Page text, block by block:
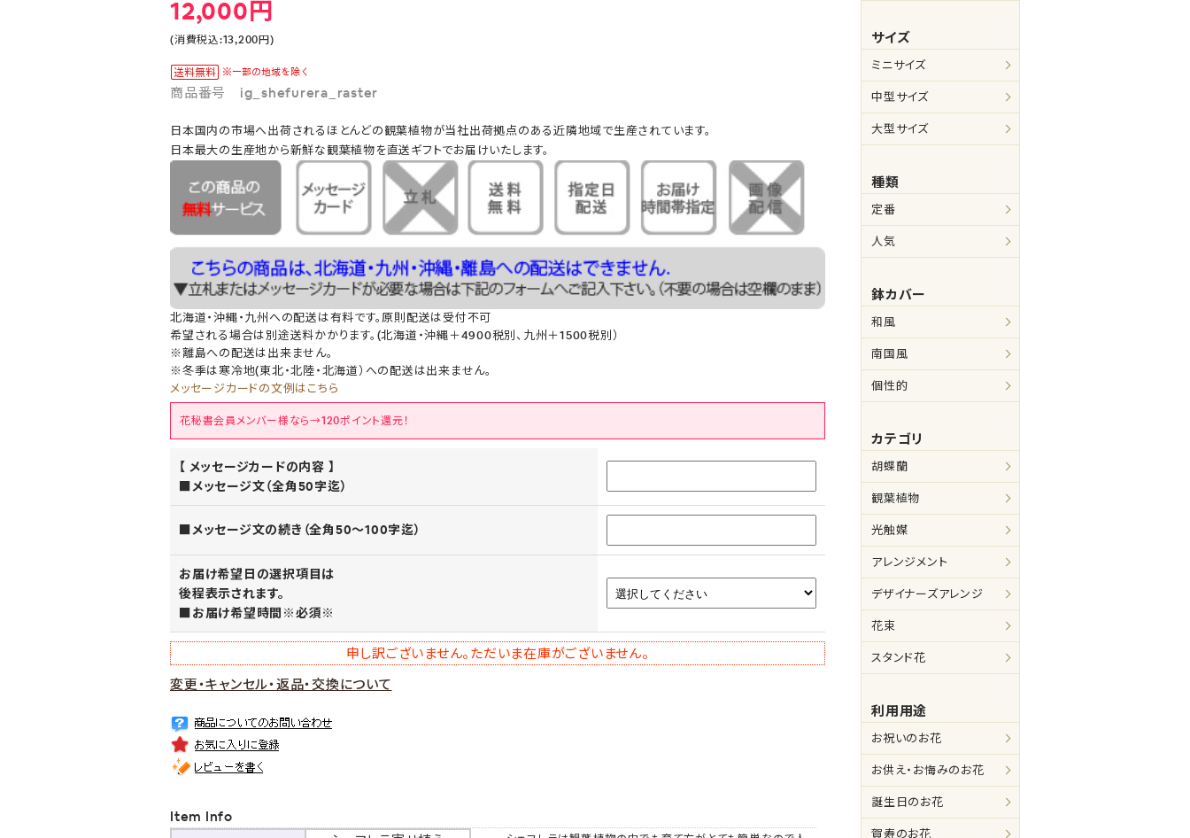
12,000円
(消費税込:13,200円)
商品番号 ig_shefurera_raster
日本国内の市場へ出荷されるほとんどの観葉植物が当社出荷拠点のある近隣地域で生産されています。
日本最大の生産地から新鮮な観葉植物を直送ギフトでお届けいたします。
北海道・沖縄・九州への配送は有料です。原則配送は受付不可
希望される場合は別途送料かかります。(北海道・沖縄＋4900税別、九州＋1500税別）
※離島への配送は出来ません。
※冬季は寒冷地(東北・北陸・北海道）への配送は出来ません。
メッセージカードの文例はこちら
花秘書会員メンバー様なら→120ポイント還元！
【 メッセージカードの内容 】
■メッセージ文（全角50字迄）
■メッセージ文の続き（全角50～100字迄）
お届け希望日の選択項目は
後程表示されます。
■お届け希望時間※必須※
申し訳ございません。ただいま在庫がございません。
変更・キャンセル・返品・交換について
Item Info
サイズ
ミニサイズ
中型サイズ
大型サイズ
種類
定番
人気
鉢カバー
和風
南国風
個性的
カテゴリ
胡蝶蘭
観葉植物
光触媒
アレンジメント
デザイナーズアレンジ
花束
スタンド花
利用用途
お祝いのお花
お供え・お悔みのお花
誕生日のお花
賀寿のお花